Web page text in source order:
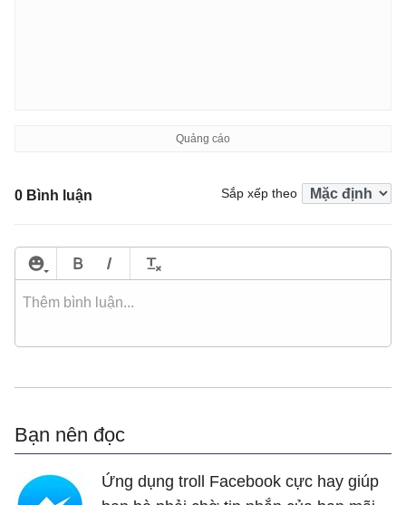
0 Bình luận Sắp xếp theo
Bạn nên đọc
Ứng dụng troll Facebook cực hay giúp